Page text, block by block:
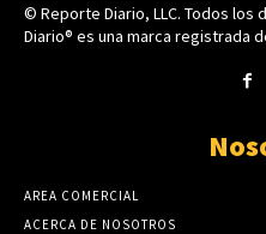
© Reporte Diario, LLC. Todos
Diario® es una marca registrada
AREA COMERCIAL
ACERCA DE NOSOTROS